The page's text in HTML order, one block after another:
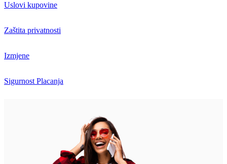
Uslovi kupovine
Zaštita privatnosti
Izmjene
Sigurnost Placanja